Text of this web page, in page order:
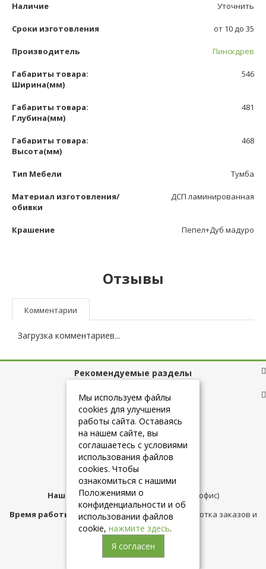
Наличие Уточнить
Сроки изготовления от 10 до 35
Производитель Пинскдрев
Габариты товара:
Ширина(мм)
546
Габариты товара:
Глубина(мм)
481
Габариты товара:
Высота(мм)
468
Тип Мебели Тумба
Материал изготовления/
обивки
ДСП ламинированная
Крашение Пепел+Дуб мадуро
Отзывы
Комментарии
Загрузка комментариев...
Рекомендуемые разделы
Полезные ссылки
+7 (925) 084-10-60
Наш адрес:Москва,ул.Плещеева д.12 (офис)
Время работы магазина:с 10:00 до 21:00 (обработка заказов и
консультация)
Мы используем файлы
cookies для улучшения
работы сайта. Оставаясь
на нашем сайте, вы
соглашаетесь с условиями
использования файлов
cookies. Чтобы
ознакомиться с нашими
Положениями о
конфиденциальности и об
использовании файлов
cookie, нажмите здесь.
Я согласен